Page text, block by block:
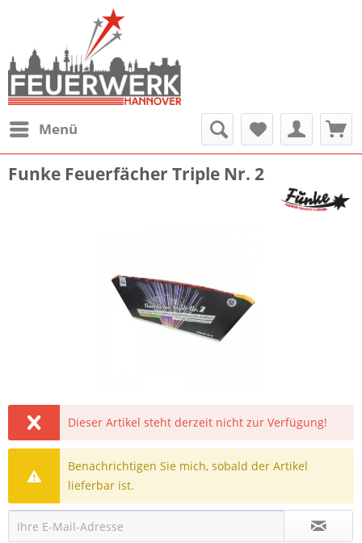
Menü
Funke Feuerfächer Triple Nr. 2
Dieser Artikel steht derzeit nicht zur Verfügung!
Benachrichtigen Sie mich, sobald der Artikel
lieferbar ist.